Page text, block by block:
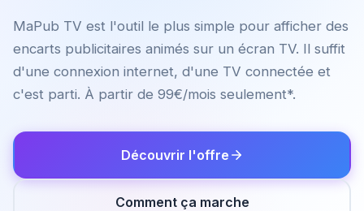
MaPub TV est l'outil le plus simple pour afficher des
encarts publicitaires animés sur un écran TV. Il suffit
d'une connexion internet, d'une TV connectée et
c'est parti. À partir de 99€/mois seulement*.
Découvrir l'offre
Comment ça marche